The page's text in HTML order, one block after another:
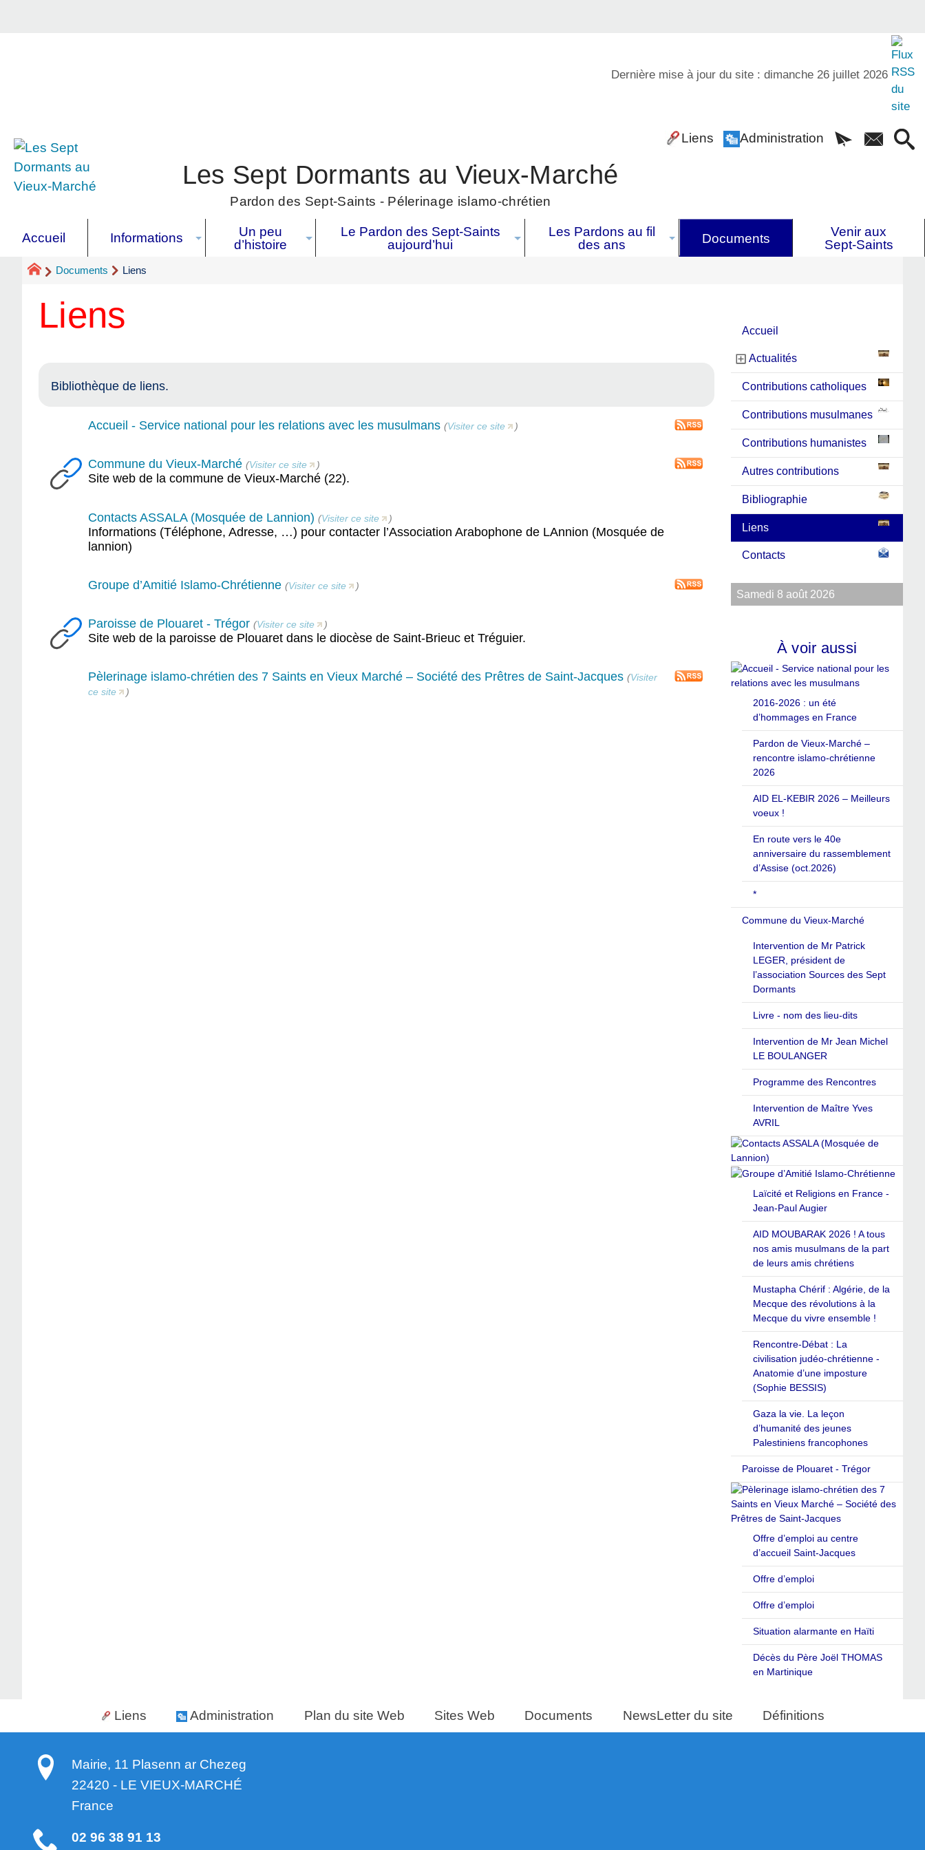
Dernière mise à jour du site : dimanche 26 juillet 2026
Liens Administration
Les Sept Dormants au Vieux-Marché
Pardon des Sept-Saints - Pélerinage islamo-chrétien
Accueil Informations
Un peu
d’histoire
Le Pardon des Sept-Saints
aujourd’hui
Les Pardons au fil
des ans
Documents
Venir aux
Sept-Saints
Documents Liens
Liens
Bibliothèque de liens.
Accueil - Service national pour les relations avec les musulmans (Visiter ce site )
Commune du Vieux-Marché (Visiter ce site )
Site web de la commune de Vieux-Marché (22).
Contacts ASSALA (Mosquée de Lannion) (Visiter ce site )
Informations (Téléphone, Adresse, …) pour contacter l’Association Arabophone de LAnnion (Mosquée de
lannion)
Groupe d’Amitié Islamo-Chrétienne (Visiter ce site )
Paroisse de Plouaret - Trégor (Visiter ce site )
Site web de la paroisse de Plouaret dans le diocèse de Saint-Brieuc et Tréguier.
Pèlerinage islamo-chrétien des 7 Saints en Vieux Marché – Société des Prêtres de Saint-Jacques (Visiter
ce site
)
Accueil
Actualités
Contributions catholiques
Contributions musulmanes
Contributions humanistes
Autres contributions
Bibliographie
Liens
Contacts
Samedi 8 août 2026
À voir aussi
2016-2026 : un été
d’hommages en France
Pardon de Vieux-Marché –
rencontre islamo-chrétienne
2026
AID EL-KEBIR 2026 – Meilleurs
voeux !
En route vers le 40e
anniversaire du rassemblement
d’Assise (oct.2026)
*
Commune du Vieux-Marché
Intervention de Mr Patrick
LEGER, président de
l’association Sources des Sept
Dormants
Livre - nom des lieu-dits
Intervention de Mr Jean Michel
LE BOULANGER
Programme des Rencontres
Intervention de Maître Yves
AVRIL
Laïcité et Religions en France -
Jean-Paul Augier
AID MOUBARAK 2026 ! A tous
nos amis musulmans de la part
de leurs amis chrétiens
Mustapha Chérif : Algérie, de la
Mecque des révolutions à la
Mecque du vivre ensemble !
Rencontre-Débat : La
civilisation judéo-chrétienne -
Anatomie d’une imposture
(Sophie BESSIS)
Gaza la vie. La leçon
d’humanité des jeunes
Palestiniens francophones
Paroisse de Plouaret - Trégor
Offre d’emploi au centre
d’accueil Saint-Jacques
Offre d’emploi
Offre d’emploi
Situation alarmante en Haïti
Décès du Père Joël THOMAS
en Martinique
Liens Administration Plan du site Web Sites Web Documents NewsLetter du site Définitions
Mairie, 11 Plasenn ar Chezeg
22420 - LE VIEUX-MARCHÉ
France
02 96 38 91 13